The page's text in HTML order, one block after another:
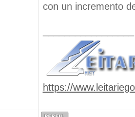
con un incremento
https://